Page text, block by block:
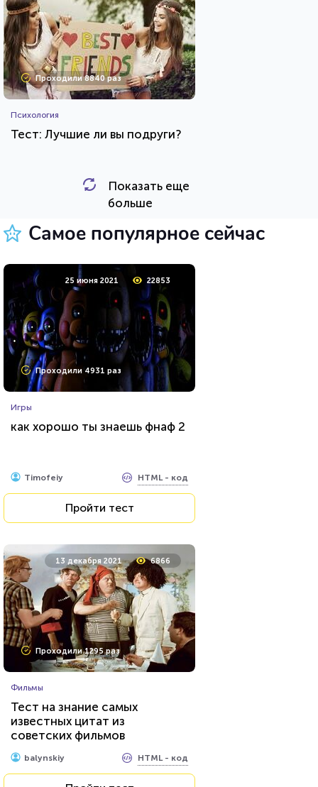
Проходили 8840 раз
Психология
Тест: Лучшие ли вы подруги?
HTML - код
12 сентября 2020
Проходили 606 раз
Тест о редких животных
Пройти тест
10 сентября 2021
Проходили 2673 раза
Тест: Фиксики
Пройти тест
Показать еще
больше
Самое популярное сейчас
25 июня 2021 22853
Проходили 4931 раз
Игры
как хорошо ты знаешь фнаф 2
Timofeiy HTML - код
Пройти тест
13 декабря 2021 6866
Проходили 1295 раз
Фильмы
Тест на знание самых
известных цитат из
советских фильмов
balynskiy HTML - код